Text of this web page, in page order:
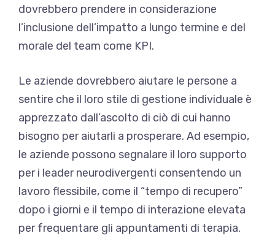
dovrebbero prendere in considerazione
l’inclusione dell’impatto a lungo termine e del
morale del team come KPI.
Le aziende dovrebbero aiutare le persone a
sentire che il loro stile di gestione individuale è
apprezzato dall’ascolto di ciò di cui hanno
bisogno per aiutarli a prosperare. Ad esempio,
le aziende possono segnalare il loro supporto
per i leader neurodivergenti consentendo un
lavoro flessibile, come il “tempo di recupero”
dopo i giorni e il tempo di interazione elevata
per frequentare gli appuntamenti di terapia.